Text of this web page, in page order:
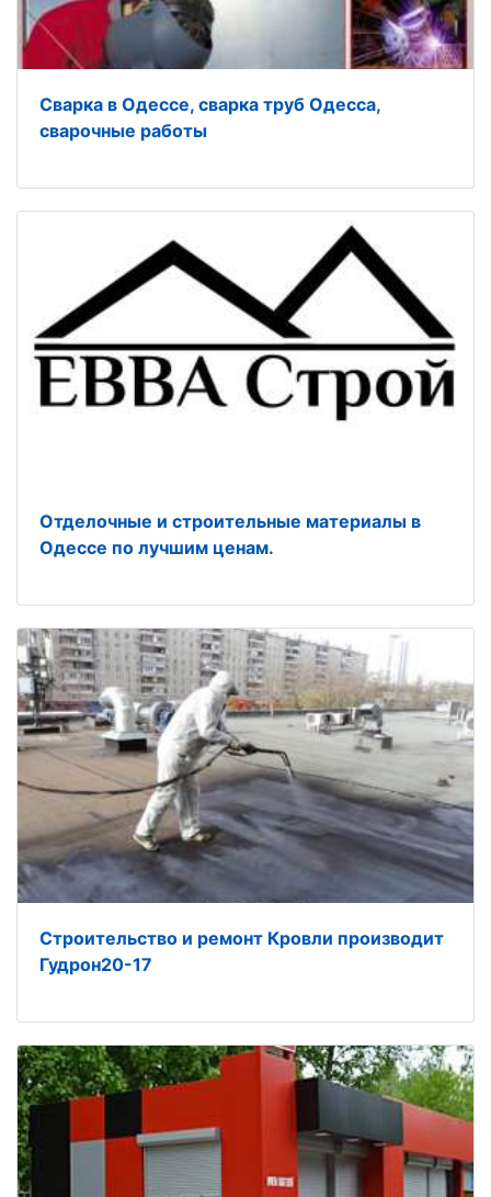
Сварка в Одессе, сварка труб Одесса,
сварочные работы
Отделочные и строительные материалы в
Одессе по лучшим ценам.
Строительство и ремонт Кровли производит
Гудрон20-17